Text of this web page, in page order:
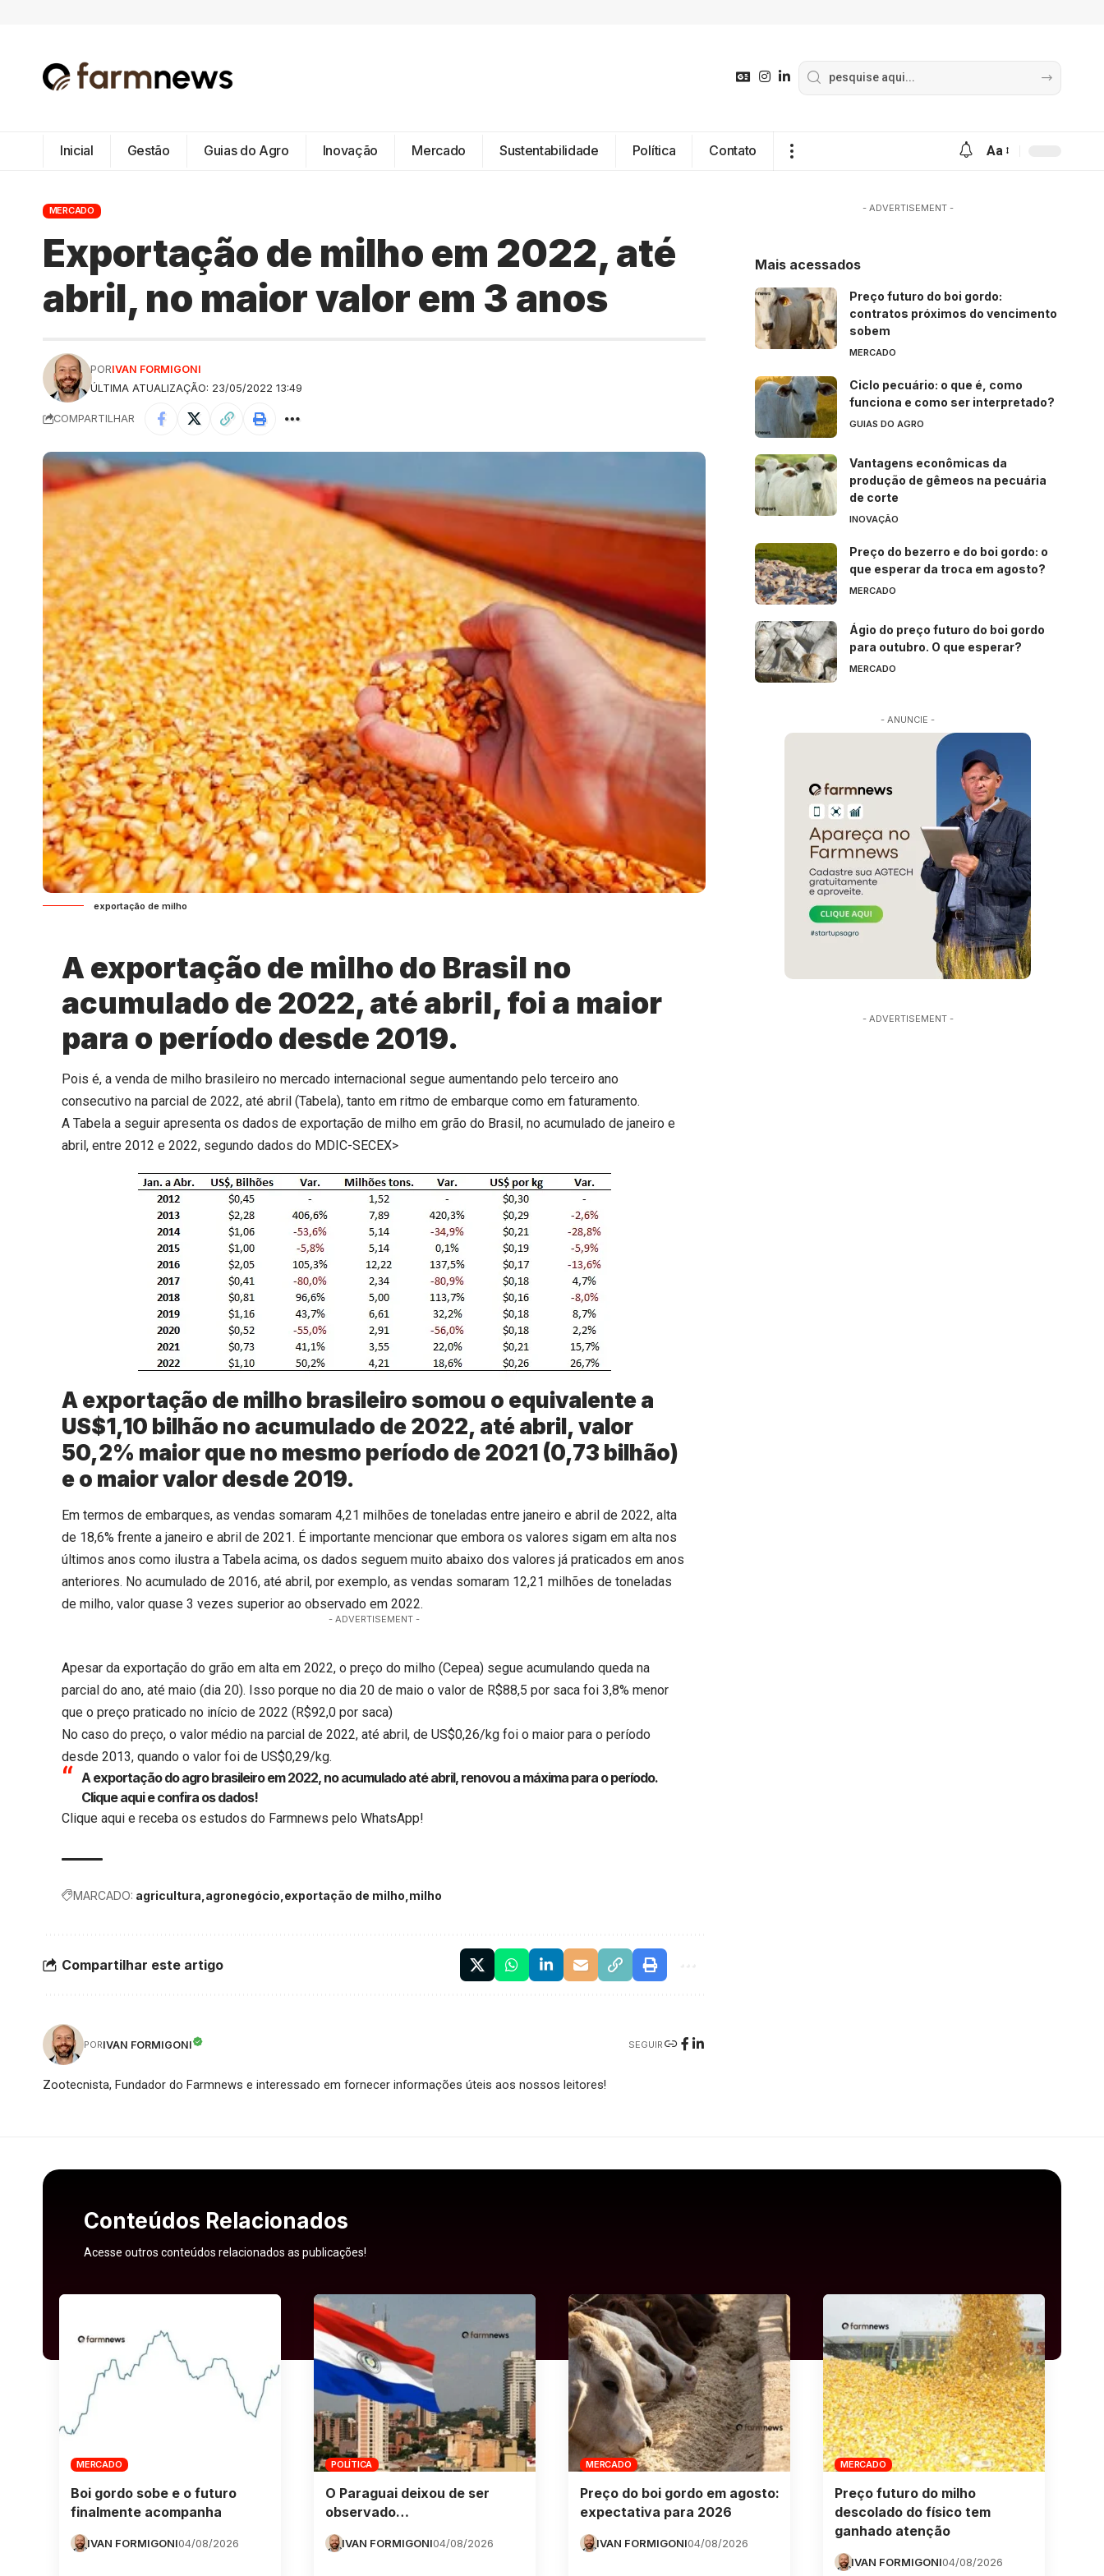
Inicial Gestão Guias do Agro Inovação Mercado Sustentabilidade Política Contato Aa
MERCADO
Exportação de milho em 2022, até
abril, no maior valor em 3 anos
ÚLTIMA ATUALIZAÇÃO: 23/05/2022 13:49
PORIVAN FORMIGONI
COMPARTILHAR
exportação de milho
A exportação de milho do Brasil no
acumulado de 2022, até abril, foi a maior
para o período desde 2019.
Pois é, a venda de milho brasileiro no mercado internacional segue aumentando pelo terceiro ano
consecutivo na parcial de 2022, até abril (Tabela), tanto em ritmo de embarque como em faturamento.
A Tabela a seguir apresenta os dados de exportação de milho em grão do Brasil, no acumulado de janeiro e
abril, entre 2012 e 2022, segundo dados do MDIC-SECEX>
A exportação de milho brasileiro somou o equivalente a
US$1,10 bilhão no acumulado de 2022, até abril, valor
50,2% maior que no mesmo período de 2021 (0,73 bilhão)
e o maior valor desde 2019.
Em termos de embarques, as vendas somaram 4,21 milhões de toneladas entre janeiro e abril de 2022, alta
de 18,6% frente a janeiro e abril de 2021. É importante mencionar que embora os valores sigam em alta nos
últimos anos como ilustra a Tabela acima, os dados seguem muito abaixo dos valores já praticados em anos
anteriores. No acumulado de 2016, até abril, por exemplo, as vendas somaram 12,21 milhões de toneladas
de milho, valor quase 3 vezes superior ao observado em 2022.
- ADVERTISEMENT -
Apesar da exportação do grão em alta em 2022, o preço do milho (Cepea) segue acumulando queda na
parcial do ano, até maio (dia 20). Isso porque no dia 20 de maio o valor de R$88,5 por saca foi 3,8% menor
que o preço praticado no início de 2022 (R$92,0 por saca)
No caso do preço, o valor médio na parcial de 2022, até abril, de US$0,26/kg foi o maior para o período
desde 2013, quando o valor foi de US$0,29/kg.
A exportação do agro brasileiro em 2022, no acumulado até abril, renovou a máxima para o período.
Clique aquie confira os dados!
Clique aqui e receba os estudos do Farmnews pelo WhatsApp!
MARCADO: agricultura agronegócio exportação de milho milho
Compartilhar este artigo
PORIVAN FORMIGONI SEGUIR
Zootecnista, Fundador do Farmnews e interessado em fornecer informações úteis aos nossos leitores!
- ADVERTISEMENT -
Mais acessados
Preço futuro do boi gordo:
contratos próximos do vencimento
sobem
MERCADO
Ciclo pecuário: o que é, como
funciona e como ser interpretado?
GUIAS DO AGRO
Vantagens econômicas da
produção de gêmeos na pecuária
de corte
INOVAÇÃO
Preço do bezerro e do boi gordo: o
que esperar da troca em agosto?
MERCADO
Ágio do preço futuro do boi gordo
para outubro. O que esperar?
MERCADO
- ANUNCIE -
- ADVERTISEMENT -
Conteúdos Relacionados
Acesse outros conteúdos relacionados as publicações!
MERCADO
Boi gordo sobe e o futuro
finalmente acompanha
IVAN FORMIGONI04/08/2026
POLÍTICA
O Paraguai deixou de ser
observado…
IVAN FORMIGONI04/08/2026
MERCADO
Preço do boi gordo em agosto:
expectativa para 2026
IVAN FORMIGONI04/08/2026
MERCADO
Preço futuro do milho
descolado do físico tem
ganhado atenção
IVAN FORMIGONI04/08/2026